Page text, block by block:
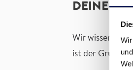
DEINE
Wir wissen,
ist der